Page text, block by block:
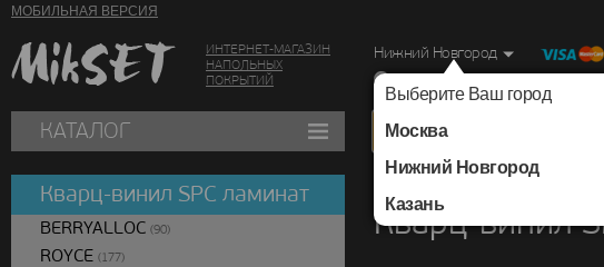
МОБИЛЬНАЯ ВЕРСИЯ
ИНТЕРНЕТ-МАГАЗИН
НАПОЛЬНЫХ
ПОКРЫТИЙ
Нижний Новгород
Выберите Ваш город
Москва
Нижний Новгород
Казань
г. Нижний Новгород, Ул.
КАТАЛОГ
Кварц-винил
Кварц-винил SPC ламинат
BERRYALLOC (90)
ROYCE (177)